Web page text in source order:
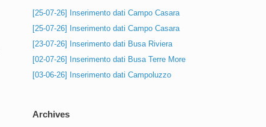
[25-07-26] Inserimento dati Campo Casara
[25-07-26] Inserimento dati Campo Casara
[23-07-26] Inserimento dati Busa Riviera
[02-07-26] Inserimento dati Busa Terre More
[03-06-26] Inserimento dati Campoluzzo
Archives